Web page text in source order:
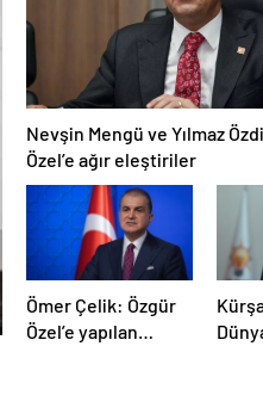
Nevşin Mengü ve Yılmaz
Özel’e ağır eleştiriler
Ömer Çelik: Özgür
Özel’e yapılan